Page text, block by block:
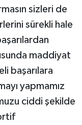
sizleri de
sürekli hale
maddiyat
başarılara
yapmamız
ciddi şekilde